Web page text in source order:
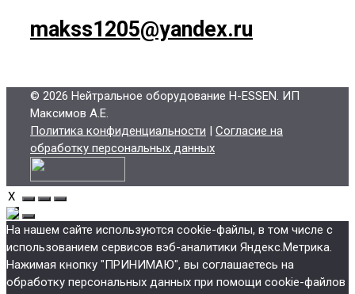
makss1205@yandex.ru
© 2026 Нейтральное оборудование H-ESSEN. ИП
Максимов А.Е.
Политика конфиденциальности | Согласие на
обработку персональных данных
X
На нашем сайте используются cookie-файлы, в том числе с
использованием сервисов вэб-аналитики Яндекс.Метрика.
Нажимая кнопку "ПРИНИМАЮ", вы соглашаетесь на
обработку персональных данных при помощи cookie-файлов